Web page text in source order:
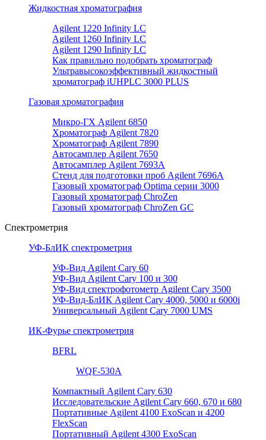
Жидкостная хроматография
Agilent 1220 Infinity LC
Agilent 1260 Infinity LC
Agilent 1290 Infinity LC
Как правильно подобрать хроматограф
Ультравысокоэффективный жидкостный
хроматограф iUHPLC 3000 PLUS
Газовая хроматография
Микро-ГХ Agilent 6850
Хроматограф Agilent 7820
Хроматограф Agilent 7890
Автосамплер Agilent 7650
Автосамплер Agilent 7693A
Стенд для подготовки проб Agilent 7696А
Газовый хроматограф Optima серии 3000
Газовый хроматограф ChroZen
Газовый хроматограф ChroZen GC
Спектрометрия
УФ-БлИК спектрометрия
УФ-Вид Agilent Cary 60
УФ-Вид Agilent Cary 100 и 300
УФ-Вид спектрофотометр Agilent Cary 3500
УФ-Вид-БлИК Agilent Cary 4000, 5000 и 6000i
Универсальный Agilent Cary 7000 UMS
ИК-Фурье спектрометрия
BFRL
WQF-530A
Компактный Agilent Cary 630
Исследовательские Agilent Cary 660, 670 и 680
Портативные Agilent 4100 ExoScan и 4200
FlexScan
Портативный Agilent 4300 ExoScan